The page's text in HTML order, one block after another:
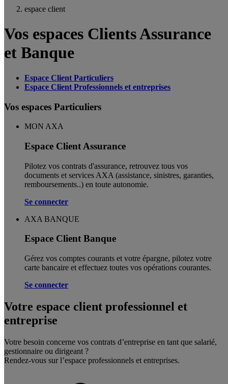
espace client
Vos espaces Clients Assurance
et Banque
Espace Client Particuliers
Espace Client Professionnels et entreprises
Vos espaces Particuliers
MON AXA
Espace Client Assurance
Pilotez vos contrats d'assurance, retrouvez tous vos
documents et services AXA (assistance, sinistres, garanties,
remboursements..) en toute autonomie. ​
Se connecter
AXA BANQUE
Espace Client Banque
Gérez vos comptes courants et votre épargne, pilotez votre
carte bancaire et effectuez toutes vos opérations courantes.
Se connecter
Votre espace client professionnel et
entreprise
Votre besoin concerne vos contrats d’entreprise en tant que salarié,
gestionnaire ou dirigeant ?
Rendez-vous sur l’espace professionnels et entreprises.